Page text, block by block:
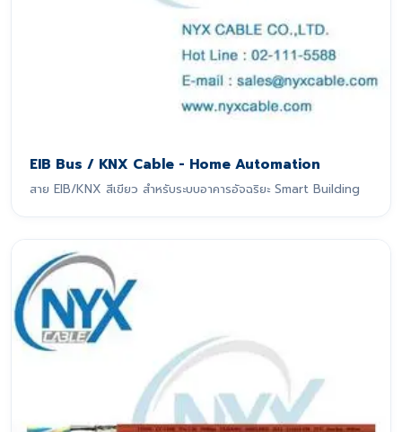
EIB Bus / KNX Cable - Home Automation
สาย EIB/KNX สีเขียว สำหรับระบบอาคารอัจฉริยะ Smart Building